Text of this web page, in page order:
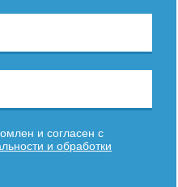
и согласен с
и обработки